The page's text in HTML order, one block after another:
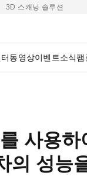
3D 스캐닝 솔루션
동영상이벤트소식팸
사용하
의 성능